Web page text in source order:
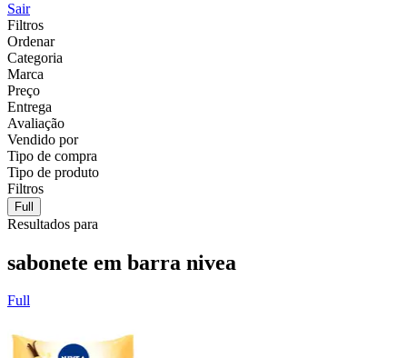
Sair
Filtros
Ordenar
Categoria
Marca
Preço
Entrega
Avaliação
Vendido por
Tipo de compra
Tipo de produto
Filtros
Full
Resultados para
sabonete em barra nivea
Full